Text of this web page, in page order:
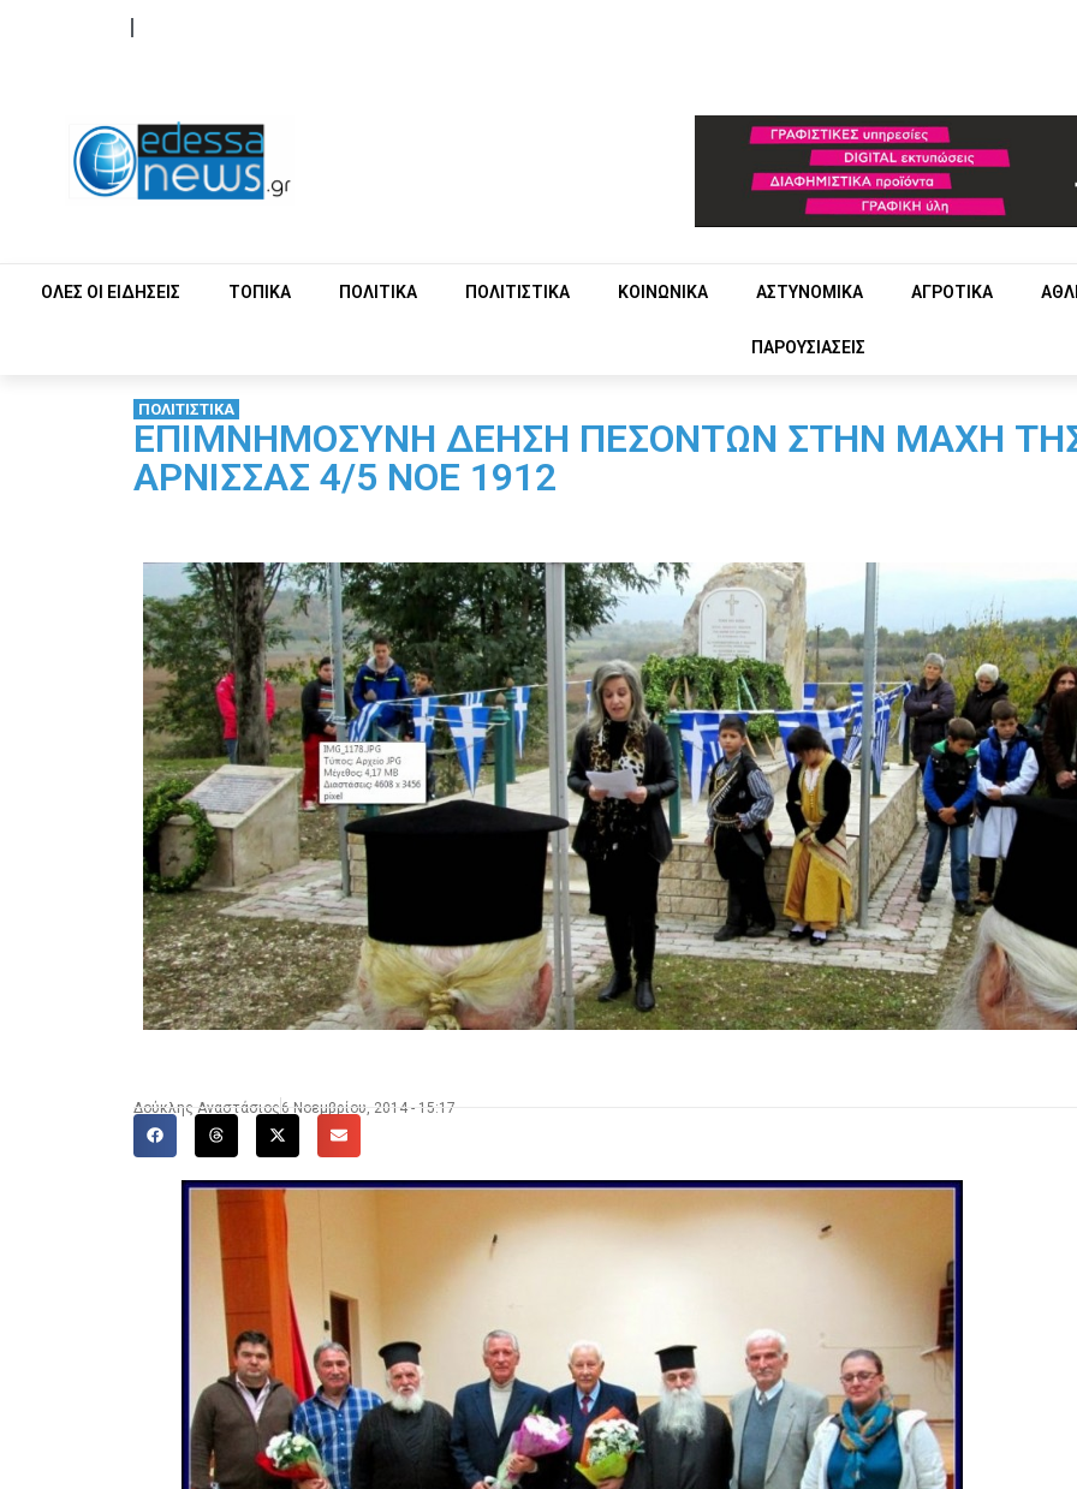
ΟΛΕΣ ΟΙ ΕΙΔΗΣΕΙΣ ΤΟΠΙΚΑ ΠΟΛΙΤΙΚΑ ΠΟΛΙΤΙΣΤΙΚΑ ΚΟΙΝΩΝΙΚΑ ΑΣΤΥΝΟΜΙΚΑ ΑΓΡΟΤΙΚΑ
ΠΑΡΟΥΣΙΑΣΕΙΣ
ΠΟΛΙΤΙΣΤΙΚΑ
ΕΠΙΜΝΗΜΟΣΥΝΗ ΔΕΗΣΗ ΠΕΣΟΝΤΩΝ ΣΤΗΝ ΜΑΧΗ
ΑΡΝΙΣΣΑΣ 4/5 ΝΟΕ 1912
Δούκλης Αναστάσιος 6 Νοεμβρίου, 2014 - 15:17